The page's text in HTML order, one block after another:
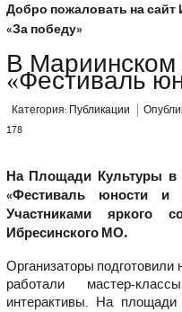
Добро пожаловать на сайт
«За победу»
В
«Фестиваль
Категория: Публикации
178
На Площади Культуры в
«Фестиваль юности и
Участниками яркого
Ибресинского МО.
Организаторы
работали мастер-
интерактивы. На